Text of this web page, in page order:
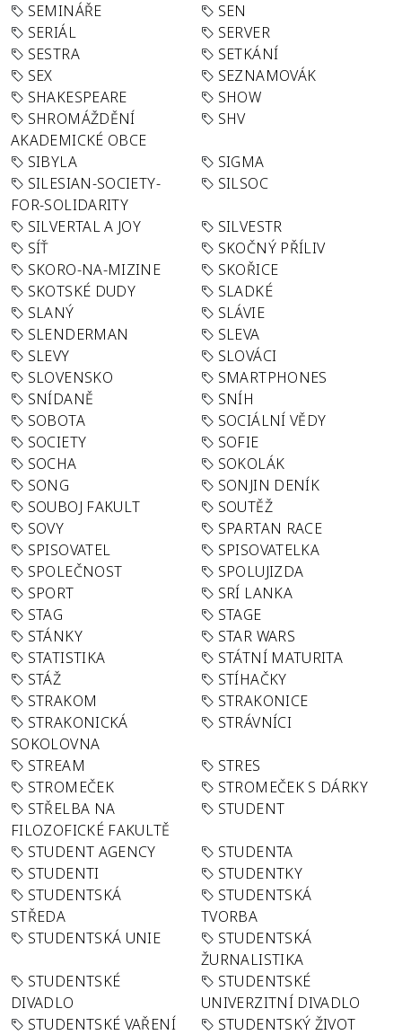
SEMINÁŘE
SEN
SERIÁL
SERVER
SESTRA
SETKÁNÍ
SEX
SEZNAMOVÁK
SHAKESPEARE
SHOW
SHROMÁŽDĚNÍ
AKADEMICKÉ OBCE
SHV
SIBYLA
SIGMA
SILESIAN-SOCIETY-
FOR-SOLIDARITY
SILSOC
SILVERTAL A JOY
SILVESTR
SÍŤ
SKOČNÝ PŘÍLIV
SKORO-NA-MIZINE
SKOŘICE
SKOTSKÉ DUDY
SLADKÉ
SLANÝ
SLÁVIE
SLENDERMAN
SLEVA
SLEVY
SLOVÁCI
SLOVENSKO
SMARTPHONES
SNÍDANĚ
SNÍH
SOBOTA
SOCIÁLNÍ VĚDY
SOCIETY
SOFIE
SOCHA
SOKOLÁK
SONG
SONJIN DENÍK
SOUBOJ FAKULT
SOUTĚŽ
SOVY
SPARTAN RACE
SPISOVATEL
SPISOVATELKA
SPOLEČNOST
SPOLUJIZDA
SPORT
SRÍ LANKA
STAG
STAGE
STÁNKY
STAR WARS
STATISTIKA
STÁTNÍ MATURITA
STÁŽ
STÍHAČKY
STRAKOM
STRAKONICE
STRAKONICKÁ
SOKOLOVNA
STRÁVNÍCI
STREAM
STRES
STROMEČEK
STROMEČEK S DÁRKY
STŘELBA NA
FILOZOFICKÉ FAKULTĚ
STUDENT
STUDENT AGENCY
STUDENTA
STUDENTI
STUDENTKY
STUDENTSKÁ
STŘEDA
STUDENTSKÁ
TVORBA
STUDENTSKÁ UNIE
STUDENTSKÁ
ŽURNALISTIKA
STUDENTSKÉ
DIVADLO
STUDENTSKÉ
UNIVERZITNÍ DIVADLO
STUDENTSKÉ VAŘENÍ
STUDENTSKÝ ŽIVOT